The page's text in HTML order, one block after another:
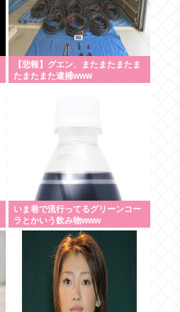
【悲報】グエン、またまたまたま
たまたまた逮捕www
いま巷で流行ってるグリーンコー
ラとかいう飲み物www